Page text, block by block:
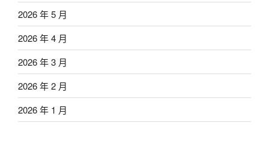
2026 年 5 月
2026 年 4 月
2026 年 3 月
2026 年 2 月
2026 年 1 月